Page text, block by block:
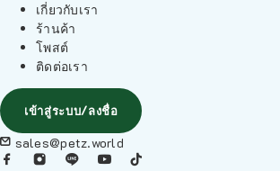
เกี่ยวกับเรา
ร้านค้า
โพสต์
ติดต่อเรา
เข้าสู่ระบบ/ลงชื่อ
sales@petz.world